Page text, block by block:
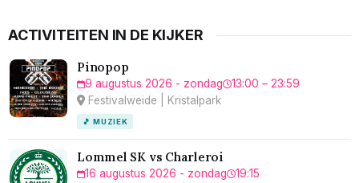
ACTIVITEITEN IN DE KIJKER
Pinopop
9 augustus 2026 - zondag
13:00 – 23:59
Festivalweide | Kristalpark
🎵 MUZIEK
Lommel SK vs Charleroi
16 augustus 2026 - zondag
19:15